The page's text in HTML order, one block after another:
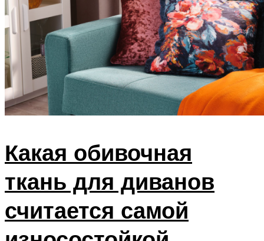
Какая обивочная
ткань для диванов
считается самой